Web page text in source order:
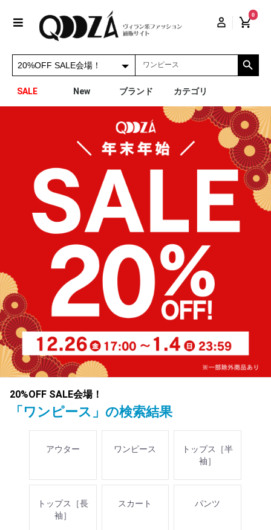
0
SALE New ブランド カテゴリ
20%OFF SALE会場！
「ワンピース」の検索結果
アウター ワンピース
トップス［半
袖］
トップス［長
袖］
スカート パンツ